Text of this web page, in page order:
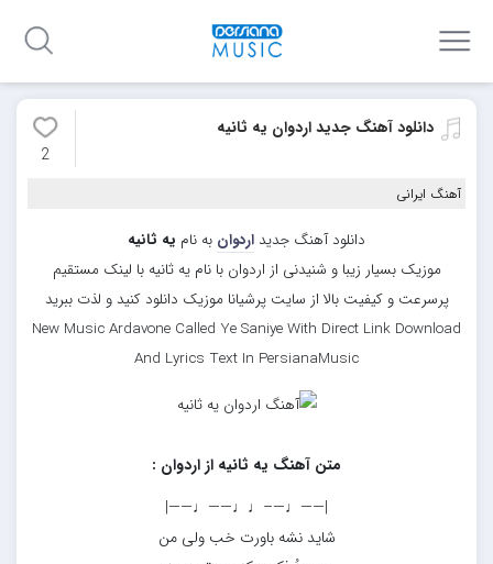
دانلود آهنگ جدید اردوان یه ثانیه
2
آهنگ ایرانی
دانلود آهنگ جدید اردوان به نام یه ثانیه
موزیک بسیار زیبا و شنیدنی از اردوان با نام یه ثانیه با لینک مستقیم
پرسرعت و کیفیت بالا از سایت پرشیانا موزیک دانلود کنید و لذت ببرید
New Music Ardavone Called Ye Saniye With Direct Link Download
And Lyrics Text In PersianaMusic
متن آهنگ یه ثانیه از اردوان :
|——♩—–♩♩——♩——|
شاید نشه باورت خب ولی من